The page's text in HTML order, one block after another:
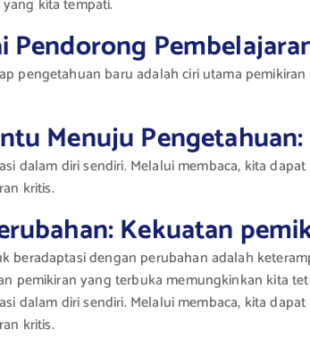
Pendorong
pengetahuan baru adalah ciri utama pemikiran
Menuju Pengetahuan:
dalam diri sendiri. Melalui membaca, kita dapat
kritis.
Kekuatan
beradaptasi dengan perubahan adalah
pemikiran yang terbuka memungkinkan kita
dalam diri sendiri. Melalui membaca, kita dapat
kritis.